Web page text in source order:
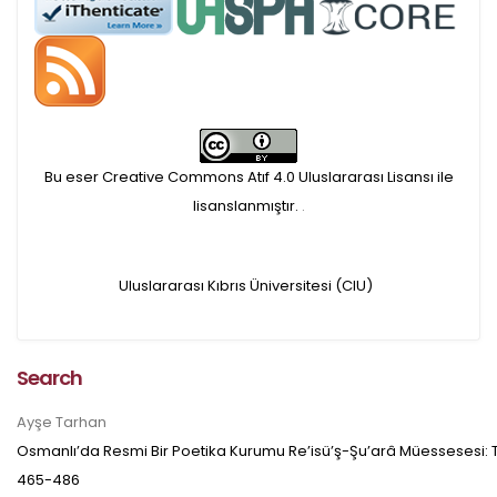
APC ödemesi
Öndenetimden geçen
makaleler için, 100 Avro
Makale İşletim Ücreti (APC)
APC bilgi mesajı
Bu eser Creative Commons Atıf 4.0 Uluslararası Lisansı ile
lisanslanmıştır. .
Uluslararası Kıbrıs Üniversitesi (CIU)
Search
Ayşe Tarhan
Osmanlı’da Resmi Bir Poetika Kurumu Re’isü’ş-Şu’arâ
465-486